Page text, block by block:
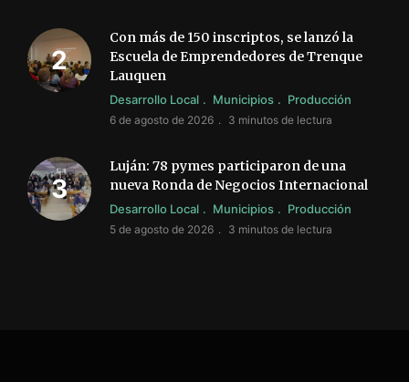
Con más de 150 inscriptos, se lanzó la
Escuela de Emprendedores de Trenque
Lauquen
Desarrollo Local Municipios Producción
6 de agosto de 2026 3 minutos de lectura
Luján: 78 pymes participaron de una
nueva Ronda de Negocios Internacional
Desarrollo Local Municipios Producción
5 de agosto de 2026 3 minutos de lectura